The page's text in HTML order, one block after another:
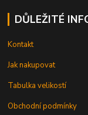
DŮLEŽITÉ
Kontakt
Jak nakupovat
Tabulka velikostí
Obchodní podmínky